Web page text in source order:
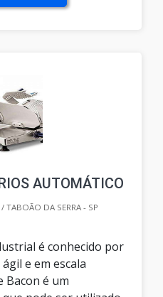
AUTOMÁTICO
TABOÃO DA SERRA - SP
é conhecido por
e em escala
Bacon é um